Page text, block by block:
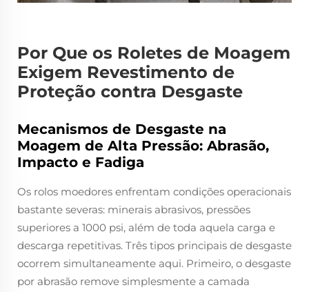
Por Que os Roletes de Moagem
Exigem Revestimento de
Proteção contra Desgaste
Mecanismos de Desgaste na
Moagem de Alta Pressão: Abrasão,
Impacto e Fadiga
Os rolos moedores enfrentam condições operacionais
bastante severas: minerais abrasivos, pressões
superiores a 1000 psi, além de toda aquela carga e
descarga repetitivas. Três tipos principais de desgaste
ocorrem simultaneamente aqui. Primeiro, o desgaste
por abrasão remove simplesmente a camada